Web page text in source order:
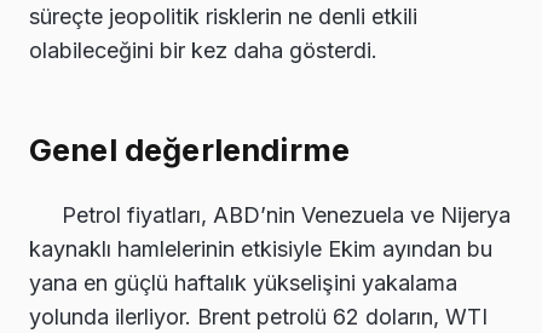
süreçte jeopolitik risklerin ne denli etkili
olabileceğini bir kez daha gösterdi.
Genel değerlendirme
Petrol fiyatları, ABD’nin Venezuela ve Nijerya
kaynaklı hamlelerinin etkisiyle Ekim ayından bu
yana en güçlü haftalık yükselişini yakalama
yolunda ilerliyor. Brent petrolü 62 doların, WTI